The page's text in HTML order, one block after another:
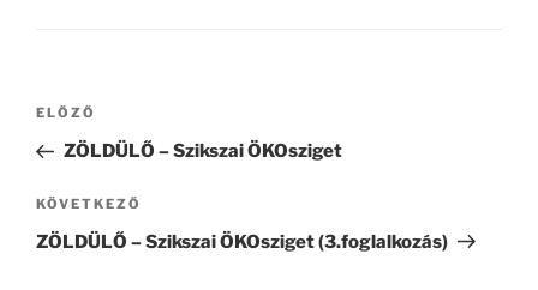
Bejegyzés
navigáció
Korábbi
bejegyzés
ELŐZŐ
ZÖLDÜLŐ – Szikszai ÖKOsziget
Következő
bejegyzés
KÖVETKEZŐ
ZÖLDÜLŐ – Szikszai ÖKOsziget (3.foglalkozás)